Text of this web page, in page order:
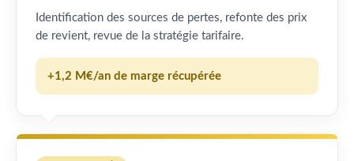
Identification des sources de pertes, refonte des prix
de revient, revue de la stratégie tarifaire.
+1,2 M€/an de marge récupérée